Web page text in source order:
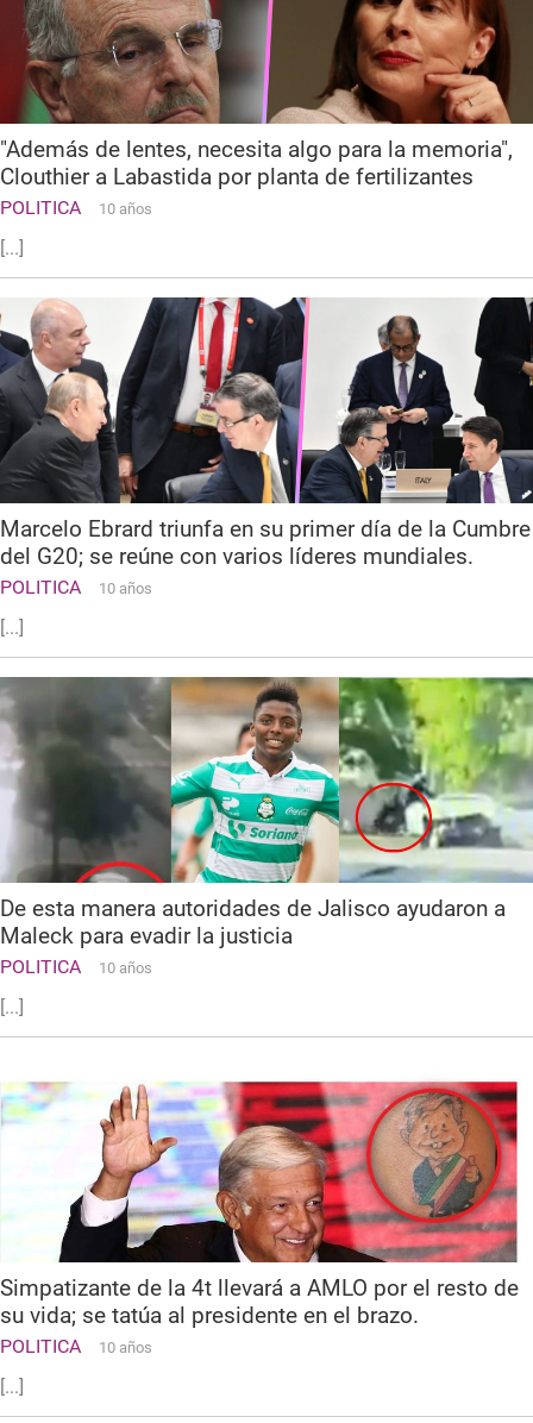
"Además de lentes, necesita algo para la memoria",
Clouthier a Labastida por planta de fertilizantes
POLITICA 10 años
[...]
Marcelo Ebrard triunfa en su primer día de la Cumbre
del G20; se reúne con varios líderes mundiales.
POLITICA 10 años
[...]
De esta manera autoridades de Jalisco ayudaron a
Maleck para evadir la justicia
POLITICA 10 años
[...]
Simpatizante de la 4t llevará a AMLO por el resto de
su vida; se tatúa al presidente en el brazo.
POLITICA 10 años
[...]